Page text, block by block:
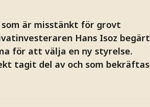
är misstänkt för grovt
Hans Isoz begärt
för att välja en ny styrelse.
tagit del av och som bekräftas